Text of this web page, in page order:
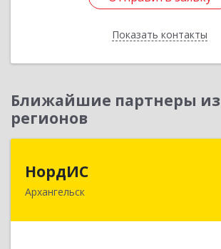
Показать контакты
Назад
Ближайшие партнеры из
регионов
НордИС
Архангельск163071, Архангельская обл,